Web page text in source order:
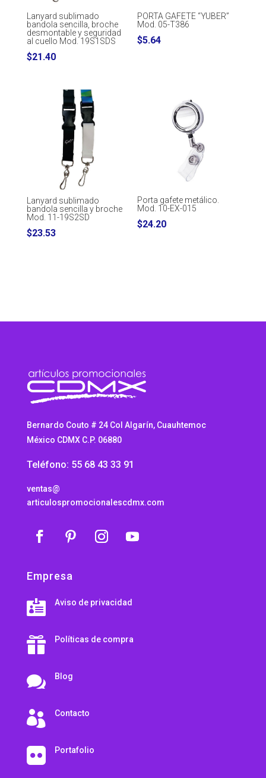
Lanyard sublimado
bandola sencilla, broche
desmontable y seguridad
al cuello Mod. 19S1SDS
$21.40
PORTA GAFETE “YUBER”
Mod. 05-T386
$5.64
Lanyard sublimado
bandola sencilla y broche
Mod. 11-19S2SD
$23.53
Porta gafete metálico.
Mod. 10-EX-015
$24.20
Bernardo Couto # 24 Col Algarín, Cuauhtemoc
México CDMX C.P. 06880
Teléfono: 55 68 43 33 91
ventas@
articulospromocionalescdmx.com
Empresa
 Aviso de privacidad
 Políticas de compra
 Blog
 Contacto
 Portafolio